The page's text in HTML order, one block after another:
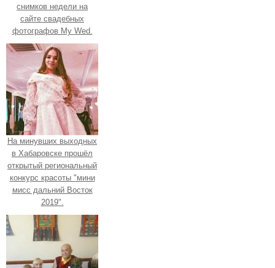
снимков недели на
сайте свадебных
фотографов My Wed.
На минувших выходных
в Хабаровске прошёл
открытый региональный
конкурс красоты "мини
мисс дальний Восток
2019".